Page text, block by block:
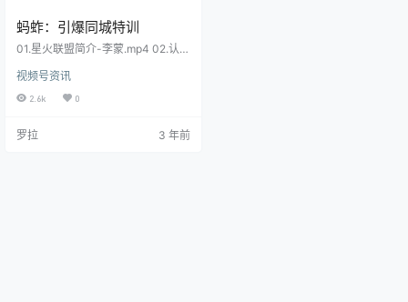
蚂蚱：引爆同城特训
01.星火联盟简介-李蒙.mp4 02.认知
知篇-2-上热门推流机制算法.mp4 0
4.认知篇-3-引爆同城的5大作战计
起号篇-2-账号检测: 没有播放量到
视频号资讯
2.6k 0
罗拉 3 年前